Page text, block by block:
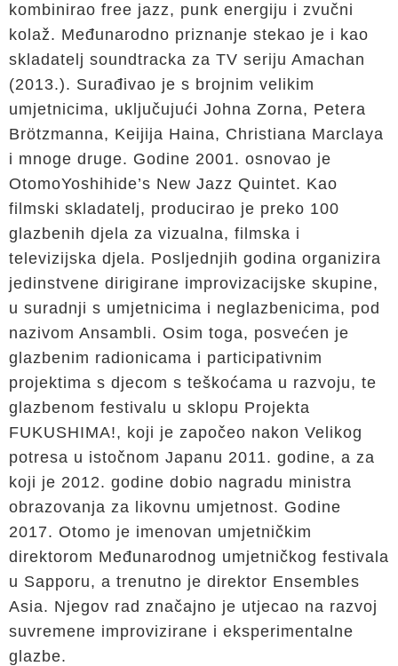
kombinirao free jazz, punk energiju i zvučni
kolaž. Međunarodno priznanje stekao je i kao
skladatelj soundtracka za TV seriju Amachan
(2013.). Surađivao je s brojnim velikim
umjetnicima, uključujući Johna Zorna, Petera
Brötzmanna, Keijija Haina, Christiana Marclaya
i mnoge druge. Godine 2001. osnovao je
OtomoYoshihide’s New Jazz Quintet. Kao
filmski skladatelj, producirao je preko 100
glazbenih djela za vizualna, filmska i
televizijska djela. Posljednjih godina organizira
jedinstvene dirigirane improvizacijske skupine,
u suradnji s umjetnicima i neglazbenicima, pod
nazivom Ansambli. Osim toga, posvećen je
glazbenim radionicama i participativnim
projektima s djecom s teškoćama u razvoju, te
glazbenom festivalu u sklopu Projekta
FUKUSHIMA!, koji je započeo nakon Velikog
potresa u istočnom Japanu 2011. godine, a za
koji je 2012. godine dobio nagradu ministra
obrazovanja za likovnu umjetnost. Godine
2017. Otomo je imenovan umjetničkim
direktorom Međunarodnog umjetničkog festivala
u Sapporu, a trenutno je direktor Ensembles
Asia. Njegov rad značajno je utjecao na razvoj
suvremene improvizirane i eksperimentalne
glazbe.